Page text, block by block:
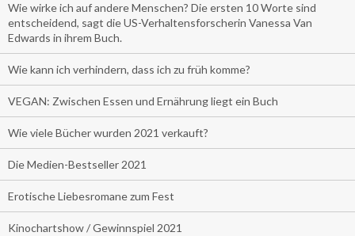
Wie wirke ich auf andere Menschen? Die ersten 10 Worte sind
entscheidend, sagt die US-Verhaltensforscherin Vanessa Van
Edwards in ihrem Buch.
Wie kann ich verhindern, dass ich zu früh komme?
VEGAN: Zwischen Essen und Ernährung liegt ein Buch
Wie viele Bücher wurden 2021 verkauft?
Die Medien-Bestseller 2021
Erotische Liebesromane zum Fest
Kinochartshow / Gewinnspiel 2021